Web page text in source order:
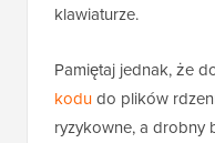
klawiaturze.
Pamiętaj jednak, że
kodudo plików
ryzykowne, a drobny